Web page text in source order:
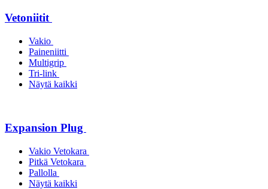
Vetoniitit
Vakio
Paineniitti
Multigrip
Tri-link
Näytä kaikki
Expansion Plug
Vakio Vetokara
Pitkä Vetokara
Pallolla
Näytä kaikki